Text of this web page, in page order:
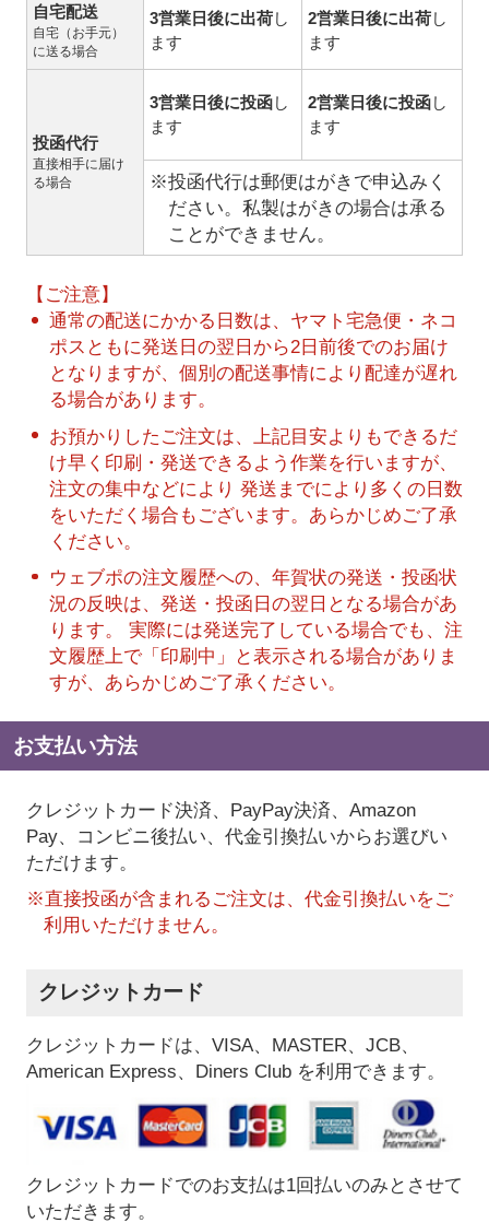
自宅配送
自宅（お手元）
に送る場合
3営業日後に出荷し
ます
2営業日後に出荷し
ます
投函代行
直接相手に届け
る場合
3営業日後に投函し
ます
2営業日後に投函し
ます
※投函代行は郵便はがきで申込みく
ださい。私製はがきの場合は承る
ことができません。
【ご注意】
通常の配送にかかる日数は、ヤマト宅急便・ネコ
ポスともに発送日の翌日から2日前後でのお届け
となりますが、個別の配送事情により配達が遅れ
る場合があります。
お預かりしたご注文は、上記目安よりもできるだ
け早く印刷・発送できるよう作業を行いますが、
注文の集中などにより 発送までにより多くの日数
をいただく場合もございます。あらかじめご了承
ください。
ウェブポの注文履歴への、年賀状の発送・投函状
況の反映は、発送・投函日の翌日となる場合があ
ります。 実際には発送完了している場合でも、注
文履歴上で「印刷中」と表示される場合がありま
すが、あらかじめご了承ください。
お支払い方法
クレジットカード決済、PayPay決済、Amazon
Pay、コンビニ後払い、代金引換払いからお選びい
ただけます。
※直接投函が含まれるご注文は、代金引換払いをご
利用いただけません。
クレジットカード
クレジットカードは、VISA、MASTER、JCB、
American Express、Diners Club を利用できます。
クレジットカードでのお支払は1回払いのみとさせて
いただきます。